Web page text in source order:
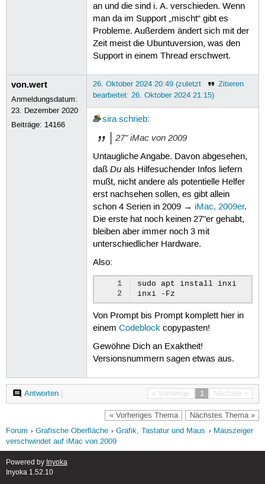
an und die sind i. A. verschieden. Wenn
man da im Support „mischt“ gibt es
Probleme. Außerdem ändert sich mit der
Zeit meist die Ubuntuversion, was den
Support in einem Thread erschwert.
von.wert
Anmeldungsdatum:
23. Dezember 2020
Beiträge: 14166
Zitieren
26. Oktober 2024 20:49 (zuletzt
bearbeitet: 26. Oktober 2024 21:15)
sira schrieb:
27" iMac von 2009
Untaugliche Angabe. Davon abgesehen,
daß Duals Hilfesuchender Infos liefern
mußt, nicht andere als potentielle Helfer
erst nachsehen sollen, es gibt allein
schon 4 Serien in 2009 → iMac, 2009er.
Die erste hat noch keinen 27"er gehabt,
bleiben aber immer noch 3 mit
unterschiedlicher Hardware.
Also:
1
2
sudo apt install
inxi
inxi
Von Prompt bis Prompt komplett hier in
einem Codeblockcopypasten!
Gewöhne Dich an Exaktheit!
Versionsnummern sagen etwas aus.
« Vorherige 1 Nächste »
Antworten|
« Vorheriges Thema Nächstes Thema »
Forum Grafische Oberfläche Grafik, Tastatur und Maus
Mauszeiger
verschwindet auf iMac von 2009
Powered by Inyoka
Inyoka 1.52.10